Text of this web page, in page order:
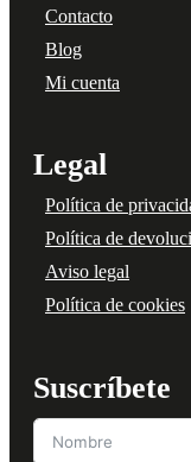
Contacto
Blog
Mi cuenta
Legal
Política de
Política de
Aviso legal
Política de cookies
Suscríbete